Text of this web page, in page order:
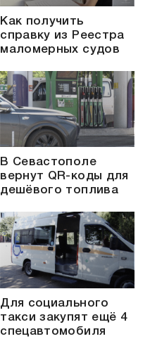
Как получить
справку из Реестра
маломерных судов
В Севастополе
вернут QR-коды для
дешёвого топлива
Для социального
такси закупят ещё 4
спецавтомобиля